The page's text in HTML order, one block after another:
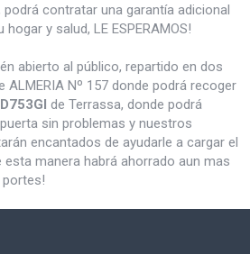
contratar una garantía adicional
y salud, LE ESPERAMOS!
abierto al público, repartido en dos
ALMERIA Nº 157 donde podrá recoger
de Terrassa, donde podrá
sin problemas y nuestros
encantados de ayudarle a cargar el
manera habrá ahorrado aun mas
portes!